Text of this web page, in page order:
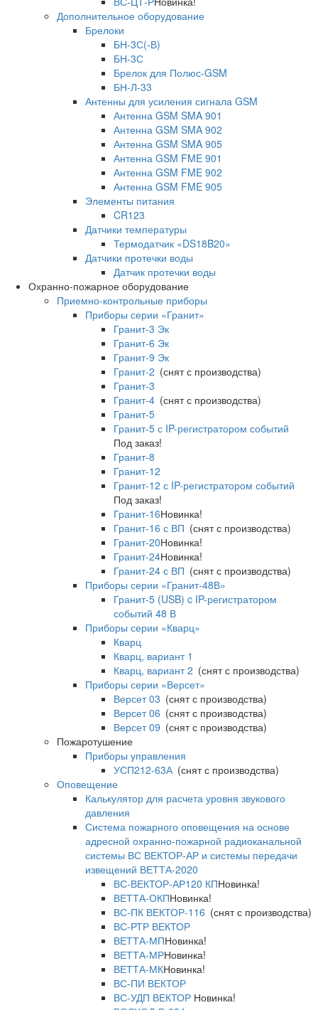
Дополнительное оборудование
Брелоки
БН-3С(-В)
БН-3С
Брелок для Полюс-GSM
БН-Л-33
Антенны для усиления сигнала GSM
Антенна GSM SMA 901
Антенна GSM SMA 902
Антенна GSM SMA 905
Антенна GSM FME 901
Антенна GSM FME 902
Антенна GSM FME 905
Элементы питания
CR123
Датчики температуры
Термодатчик «DS18B20»
Датчики протечки воды
Датчик протечки воды
Охранно-пожарное оборудование
Приемно-контрольные приборы
Приборы серии «Гранит»
Гранит-3 Эк
Гранит-6 Эк
Гранит-9 Эк
Гранит-2 (снят с производства)
Гранит-3
Гранит-4 (снят с производства)
Гранит-5
Гранит-5 с IP-регистратором событий
Под заказ!
Гранит-8
Гранит-12
Гранит-12 с IP-регистратором событий
Под заказ!
Гранит-16Новинка!
Гранит-16 с ВП (снят с производства)
Гранит-20Новинка!
Гранит-24Новинка!
Гранит-24 с ВП (снят с производства)
Приборы серии «Гранит-48В»
Гранит-5 (USB) c IP-регистратором
событий 48 В
Приборы серии «Кварц»
Кварц
Кварц, вариант 1
Кварц, вариант 2 (снят с производства)
Приборы серии «Версет»
Версет 03 (снят с производства)
Версет 06 (снят с производства)
Версет 09 (снят с производства)
Пожаротушение
Приборы управления
УСП212-63А(снят с производства)
Оповещение
Калькулятор для расчета уровня звукового
давления
Система пожарного оповещения на основе
адресной охранно-пожарной радиоканальной
системы ВС ВЕКТОР-АР и системы передачи
извещений ВЕТТА-2020
ВС-ВЕКТОР-АР120 КПНовинка!
ВЕТТА-ОКПНовинка!
ВС-ПК ВЕКТОР-116 (снят с производства)
ВС-РТР ВЕКТОР
ВЕТТА-МПНовинка!
ВЕТТА-МРНовинка!
ВЕТТА-МКНовинка!
ВС-ПИ ВЕКТОР
ВС-УДП ВЕКТОР Новинка!